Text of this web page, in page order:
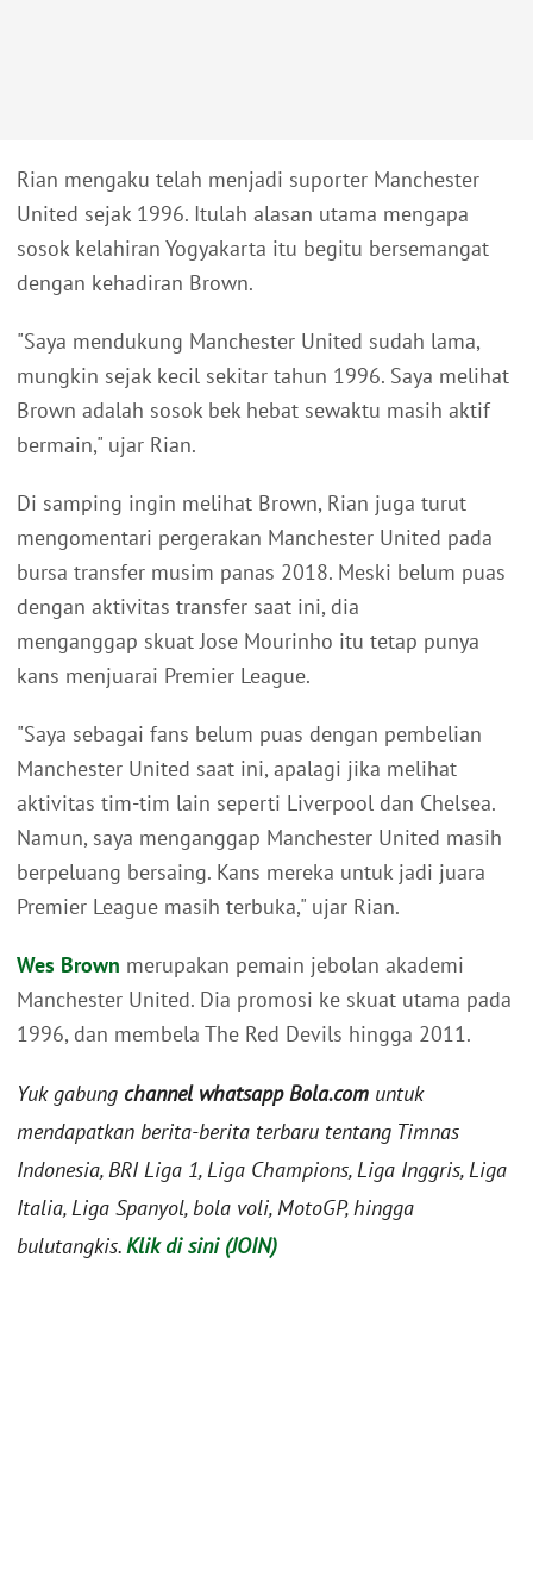
Rian mengaku telah menjadi suporter Manchester
United sejak 1996. Itulah alasan utama mengapa
sosok kelahiran Yogyakarta itu begitu bersemangat
dengan kehadiran Brown.
"Saya mendukung Manchester United sudah lama,
mungkin sejak kecil sekitar tahun 1996. Saya melihat
Brown adalah sosok bek hebat sewaktu masih aktif
bermain," ujar Rian.
Di samping ingin melihat Brown, Rian juga turut
mengomentari pergerakan Manchester United pada
bursa transfer musim panas 2018. Meski belum puas
dengan aktivitas transfer saat ini, dia
menganggap skuat Jose Mourinho itu tetap punya
kans menjuarai Premier League.
"Saya sebagai fans belum puas dengan pembelian
Manchester United saat ini, apalagi jika melihat
aktivitas tim-tim lain seperti Liverpool dan Chelsea.
Namun, saya menganggap Manchester United masih
berpeluang bersaing. Kans mereka untuk jadi juara
Premier League masih terbuka," ujar Rian.
Wes Brown merupakan pemain jebolan akademi
Manchester United. Dia promosi ke skuat utama pada
1996, dan membela The Red Devils hingga 2011.
Yuk gabung channel whatsapp Bola.com untuk
mendapatkan berita-berita terbaru tentang Timnas
Indonesia, BRI Liga 1, Liga Champions, Liga Inggris, Liga
Italia, Liga Spanyol, bola voli, MotoGP, hingga
bulutangkis.Klik di sini (JOIN)